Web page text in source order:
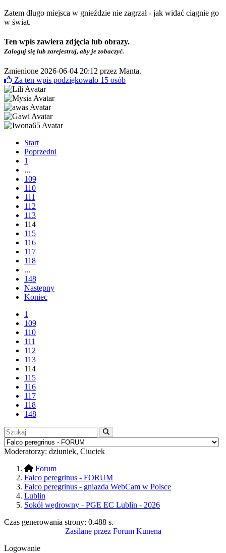
Zatem długo miejsca w gnieździe nie zagrzał - jak widać ciągnie go
w świat.
Ten wpis zawiera zdjęcia lub obrazy.
Zaloguj się lub zarejestruj, aby je zobaczyć.
Zmienione 2026-06-04 20:12 przez Manta.
Za ten wpis podziękowało 15 osób
Start
Poprzedni
1
...
109
110
111
112
113
114
115
116
117
118
...
148
Następny
Koniec
1
109
110
111
112
113
114
115
116
117
118
148
Moderatorzy: dziuniek, Ciuciek
Forum
Falco peregrinus - FORUM
Falco peregrinus - gniazda WebCam w Polsce
Lublin
Sokół wędrowny - PGE EC Lublin - 2026
Czas generowania strony: 0.488 s.
Zasilane przez Forum Kunena
Logowanie